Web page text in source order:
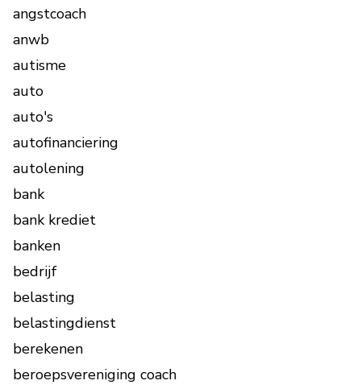
angstcoach
anwb
autisme
auto
auto's
autofinanciering
autolening
bank
bank krediet
banken
bedrijf
belasting
belastingdienst
berekenen
beroepsvereniging coach